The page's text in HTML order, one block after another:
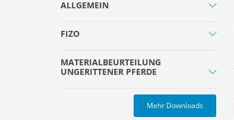
ALLGEMEIN
FIZO
MATERIALBEURTEILUNG
UNGERITTENER PFERDE
Mehr Downloads